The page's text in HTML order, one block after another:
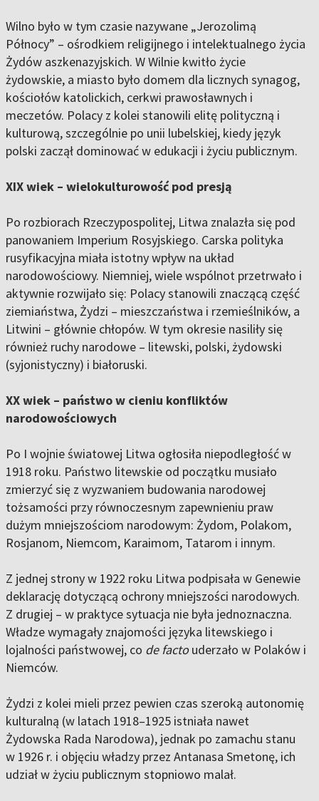
Wilno było w tym czasie nazywane „Jerozolimą
Północy” – ośrodkiem religijnego i intelektualnego życia
Żydów aszkenazyjskich. W Wilnie kwitło życie
żydowskie, a miasto było domem dla licznych synagog,
kościołów katolickich, cerkwi prawosławnych i
meczetów. Polacy z kolei stanowili elitę polityczną i
kulturową, szczególnie po unii lubelskiej, kiedy język
polski zaczął dominować w edukacji i życiu publicznym.
XIX wiek – wielokulturowość pod presją
Po rozbiorach Rzeczypospolitej, Litwa znalazła się pod
panowaniem Imperium Rosyjskiego. Carska polityka
rusyfikacyjna miała istotny wpływ na układ
narodowościowy. Niemniej, wiele wspólnot przetrwało i
aktywnie rozwijało się: Polacy stanowili znaczącą część
ziemiaństwa, Żydzi – mieszczaństwa i rzemieślników, a
Litwini – głównie chłopów. W tym okresie nasiliły się
również ruchy narodowe – litewski, polski, żydowski
(syjonistyczny) i białoruski.
XX wiek – państwo w cieniu konfliktów
narodowościowych
Po I wojnie światowej Litwa ogłosiła niepodległość w
1918 roku. Państwo litewskie od początku musiało
zmierzyć się z wyzwaniem budowania narodowej
tożsamości przy równoczesnym zapewnieniu praw
dużym mniejszościom narodowym: Żydom, Polakom,
Rosjanom, Niemcom, Karaimom, Tatarom i innym.
Z jednej strony w 1922 roku Litwa podpisała w Genewie
deklarację dotyczącą ochrony mniejszości narodowych.
Z drugiej – w praktyce sytuacja nie była jednoznaczna.
Władze wymagały znajomości języka litewskiego i
lojalności państwowej, co de factouderzało w Polaków i
Niemców.
Żydzi z kolei mieli przez pewien czas szeroką autonomię
kulturalną (w latach 1918–1925 istniała nawet
Żydowska Rada Narodowa), jednak po zamachu stanu
w 1926 r. i objęciu władzy przez Antanasa Smetonę, ich
udział w życiu publicznym stopniowo malał.